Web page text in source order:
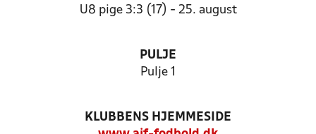
U8 pige 3:3 (17) - 25. august
PULJE
Pulje 1
KLUBBENS HJEMMESIDE